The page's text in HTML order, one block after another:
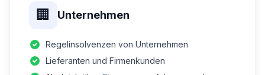
🏢 Unternehmen
Regelinsolvenzen von Unternehmen
Lieferanten und Firmenkunden